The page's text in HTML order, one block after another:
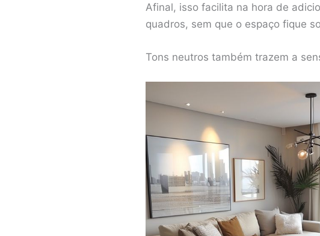
Afinal, isso facilita na hora de
quadros, sem que o espaço fique
Tons neutros também trazem a